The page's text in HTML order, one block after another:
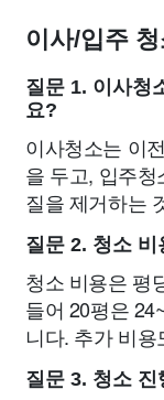
이사/입주
질문 1. 이사청
요?
이사청소는 이
을 두고, 입주
질을 제거하는
질문 2. 청소
청소 비용은 평
들어 20평은
니다. 추가 비
질문 3. 청소